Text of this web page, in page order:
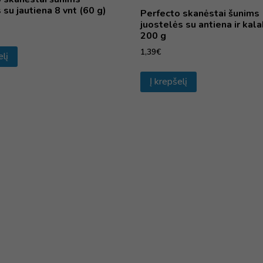
jautiena 8 vnt (60 g)
Perfecto skanėstai šunims
juostelės su antiena ir
200 g
1,39€
Į krepšelį